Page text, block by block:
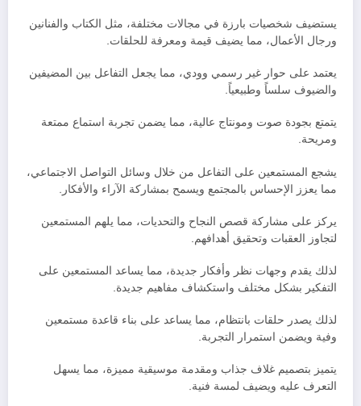
يستضيف شخصيات بارزة في مجالات مختلفة، مثل الكتاب والفنانين
ورجال الأعمال، مما يضيف قيمة ومعرفة للحلقات.
يعتمد على حوار غير رسمي وودي، مما يجعل التفاعل بين المضيفين
والضيوف سلساً وطبيعياً.
يتمتع بجودة صوت ومونتاج عالية، مما يضمن تجربة استماع ممتعة
ومريحة.
يشجع المستمعين على التفاعل من خلال وسائل التواصل الاجتماعي،
مما يعزز الإحساس بالمجتمع ويسمح بمشاركة الآراء والأفكار.
يركز على مشاركة قصص النجاح والتحديات، مما يلهم المستمعين
لتجاوز العقبات وتحقيق أهدافهم.
لذلك يقدم وجهات نظر وأفكار جديدة، مما يساعد المستمعين على
التفكير بشكل مختلف واستكشاف مفاهيم جديدة.
لذلك يصدر حلقات بانتظام، مما يساعد على بناء قاعدة مستمعين
وفية ويضمن استمرار التجربة.
يتميز بتصميم غلاف جذاب ومقدمة موسيقية مميزة، مما يسهل
التعرف عليه ويضيف لمسة فنية.